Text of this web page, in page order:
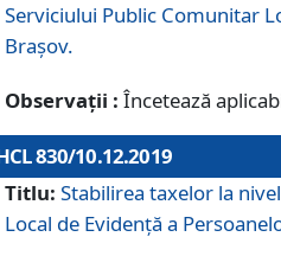
Serviciului Public Comunitar
Brașov.
Observații : Încetează
830/10.12.2019
Titlu: Stabilirea taxelor la
Local de Evidenţă a